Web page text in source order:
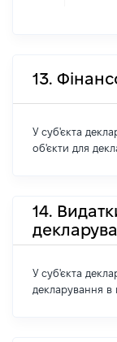
13.
У суб'єкта
об'єкти для
14.
У суб'єкта
декларування в